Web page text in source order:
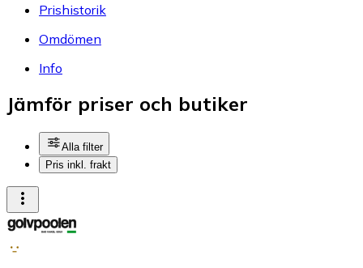
Prishistorik
Omdömen
Info
Jämför priser och butiker
Alla filter
Pris inkl. frakt